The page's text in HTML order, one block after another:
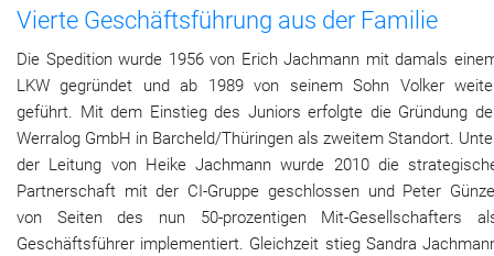
Vierte Geschäftsführung aus der Familie
Die Spedition wurde 1956 von Erich Jachmann mit damals
LKW gegründet und ab 1989 von seinem Sohn Volker
geführt. Mit dem Einstieg des Juniors erfolgte die Gründung
Werralog GmbH in Barcheld/Thüringen als zweitem Standort.
der Leitung von Heike Jachmann wurde 2010 die
Partnerschaft mit der CI-Gruppe geschlossen und Peter
von Seiten des nun 50-prozentigen Mit-Gesellschafters
Geschäftsführer implementiert. Gleichzeit stieg Sandra